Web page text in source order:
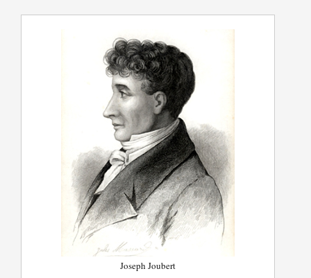
Joseph Joubert